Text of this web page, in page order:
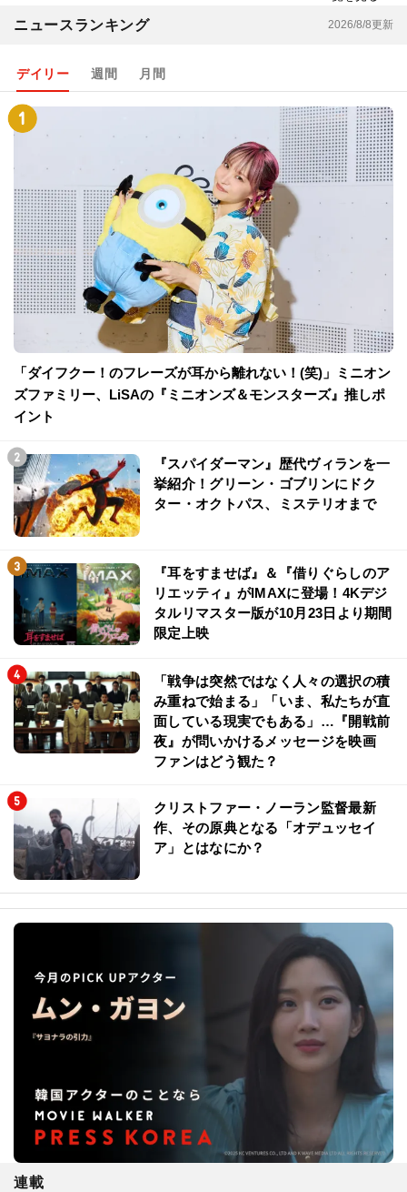
ニュースランキング 2026/8/8更新
デイリー 週間 月間
「ダイフクー！のフレーズが耳から離れない！(笑)」ミニオン
ズファミリー、LiSAの『ミニオンズ＆モンスターズ』推しポ
イント
『スパイダーマン』歴代ヴィランを一
挙紹介！グリーン・ゴブリンにドク
ター・オクトパス、ミステリオまで
『耳をすませば』＆『借りぐらしのア
リエッティ』がIMAXに登場！4Kデジ
タルリマスター版が10月23日より期間
限定上映
「戦争は突然ではなく人々の選択の積
み重ねで始まる」「いま、私たちが直
面している現実でもある」…『開戦前
夜』が問いかけるメッセージを映画
ファンはどう観た？
クリストファー・ノーラン監督最新
作、その原典となる「オデュッセイ
ア」とはなにか？
連載